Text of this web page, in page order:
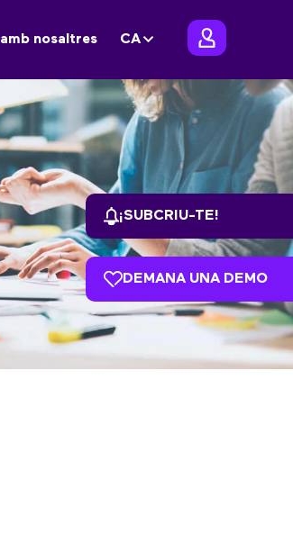
nosaltres CA
¡SUBCRIU-TE!
DEMANA UNA DEMO